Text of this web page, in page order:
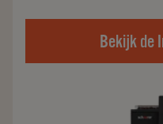
Bekijk de